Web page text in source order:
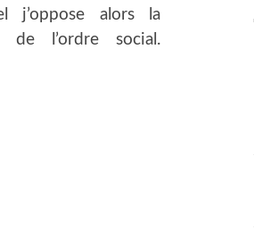
j’oppose alors la
de l’ordre social.